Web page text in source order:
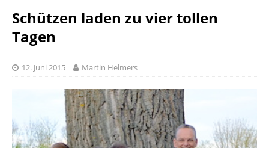
Schützen laden zu vier tollen
Tagen
12. Juni 2015 Martin Helmers